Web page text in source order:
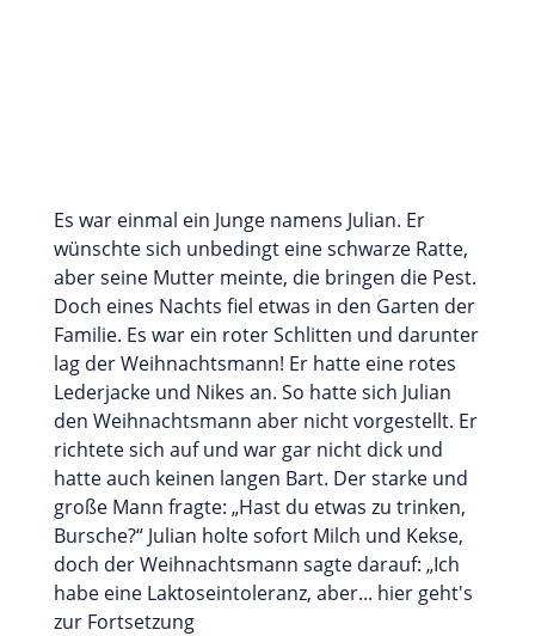
Es war einmal ein Junge namens Julian. Er
wünschte sich unbedingt eine schwarze Ratte,
aber seine Mutter meinte, die bringen die Pest.
Doch eines Nachts fiel etwas in den Garten der
Familie. Es war ein roter Schlitten und darunter
lag der Weihnachtsmann! Er hatte eine rotes
Lederjacke und Nikes an. So hatte sich Julian
den Weihnachtsmann aber nicht vorgestellt. Er
richtete sich auf und war gar nicht dick und
hatte auch keinen langen Bart. Der starke und
große Mann fragte: „Hast du etwas zu trinken,
Bursche?“ Julian holte sofort Milch und Kekse,
doch der Weihnachtsmann sagte darauf: „Ich
habe eine Laktoseintoleranz, aber... hier geht's
zur Fortsetzung